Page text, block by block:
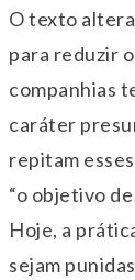
O texto
para reduzir
companhias
caráter
repitam
“o objetivo
Hoje, a
sejam